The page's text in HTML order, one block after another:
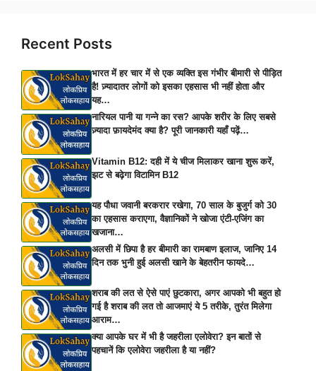
Recent Posts
भारत में हर चार में से एक व्यक्ति इस गंभीर बीमारी से पीड़ित
है! ज़्यादातर लोगों को इसका एहसास भी नहीं होता और
यह…
नारियल पानी या गन्ने का रस? आपके शरीर के लिए सबसे
ज़्यादा फ़ायदेमंद क्या है? पूरी जानकारी यहाँ पढ़ें…
Vitamin B12: दही में ये चीज मिलाकर खाना शुरू करें,
झट से बढ़ेगा विटामिन B12
यह पौधा जवानी बरकरार रखेगा, 70 साल के बुजुर्ग को 30
का एहसास कराएगा, वैज्ञानिकों ने खोजा एंटी-एजिंग का
खजाना…
अलसी में छिपा है हर बीमारी का रामबाण इलाज, जानिए 14
दिन तक भुनी हुई अलसी खाने के बेहतरीन फायदे…
शराब की लत से ऐसे पाएं छुटकारा, अगर आपको भी बहुत हो
गई है शराब की लत तो आजमाएं ये 5 तरीके, तुरंत मिलेगा
आराम…
क्या आपके घर में भी है जहरीला एलोवेरा? इन बातों से
पहचानें कि एलोवेरा जहरीला है या नहीं?